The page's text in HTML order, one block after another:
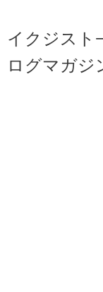
イクジスト
ログマガジ